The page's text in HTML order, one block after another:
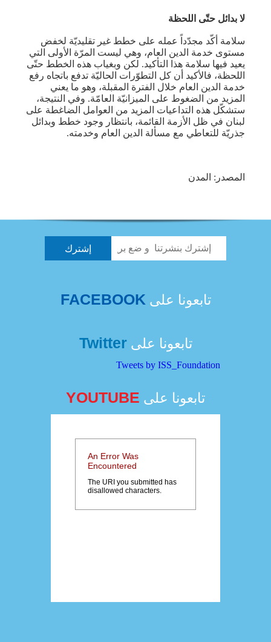
لا بدائل حتّى اللحظة
سلامة أكّد مجدّداً عمله على خطط غير تقليديّة لخفض
مستوى خدمة الدين العام، وهي ليست المرّة الأولى التي
يعيد فيها سلامة هذا التأكيد. لكن وبغياب هذه الخطط حتّى
اللحظة، فالأكيد أن كل التطوّرات الحاليّة تدفع باتجاه رفع
خدمة الدين العام خلال الفترة المقبلة، وهو ما يعني
المزيد من الضغوط على الميزانيّة العامّة. وفي النتيجة،
ستشكّل هذه التداعيات المزيد من العوامل الضاغطة على
لبنان في ظل الأزمة القائمة، بانتظار وجود خطط وبدائل
جذريّة للتعاطي مع مسألة الدين العام وخدمته.
المصدر: المدن
تابعونا علىFACEBOOK
تابعونا علىTwitter
Tweets by ISS_Foundation
تابعونا على YOUTUBE